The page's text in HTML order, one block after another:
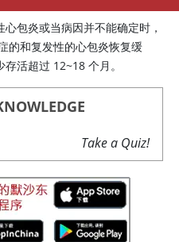
包炎或当病因并不能确定时，
的和复发性的心包炎恢复缓
活超过 12~18 个月。
Take a Quiz!